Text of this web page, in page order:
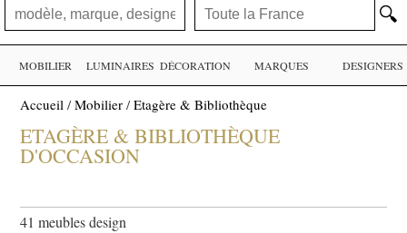
🔍
MOBILIER LUMINAIRES DÉCORATION MARQUES DESIGNERS
Accueil /Mobilier /Etagère & Bibliothèque
ETAGÈRE & BIBLIOTHÈQUE
D'OCCASION
41 meubles design